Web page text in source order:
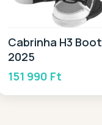
Cabrinha H3 Boot
2025
151 990 Ft